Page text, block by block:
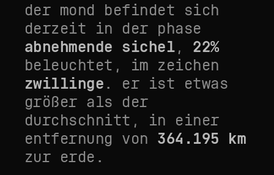
der mond befindet sich
derzeit in der phase
abnehmende sichel, 22%
beleuchtet, im zeichen
zwillinge. er ist etwas
größer als der
durchschnitt , in einer
entfernung von 364.195 km
zur erde.